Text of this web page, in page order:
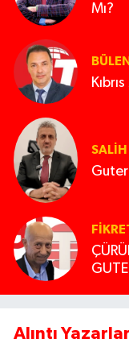
Mı?
SALIH
Alıntı Yazarlar